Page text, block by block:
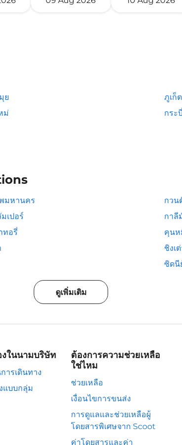
ย
ภูเก็ต
ม่
กระบี่
มหานคร
กวน
เปอร์
กาลี
ทอรี่
คุนห
ชิงเ
ซิดนี
ดูเพิ่มเติม
งในนามบริษัท
ารเดินทาง
แบบกลุ่ม
ต้องการความช่วยเหลือ
ใช่ไหม
ช่วยเหลือ
เงื่อนไขการขนส่ง
การดูแลและช่วยเหลือผู้
โดยสารพิเศษจาก Scoot
ค่าโดยสารและค่า